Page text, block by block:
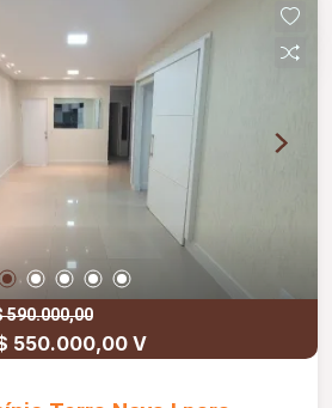
590.000,00
550.000,00 V